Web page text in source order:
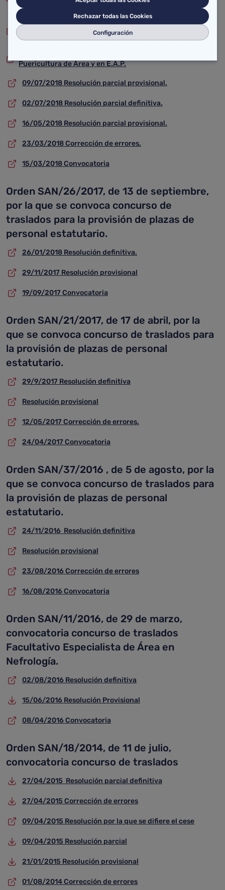
Matrona.
20/09/2018 Resolución parcial definitiva Médicos Familia
Puericultura de Área y en E.A.P.
09/07/2018 Resolución parcial provisional.
02/07/2018 Resolución parcial definitiva.
16/05/2018 Resolución parcial provisional.
23/03/2018 Corrección de errores.
15/03/2018 Convocatoria
Orden SAN/26/2017, de 13 de septiembre,
por la que se convoca concurso de
traslados para la provisión de plazas de
personal estatutario.
26/01/2018 Resolución definitiva.
29/11/2017 Resolución provisional
19/09/2017 Convocatoria
Orden SAN/21/2017, de 17 de abril, por la
que se convoca concurso de traslados para
la provisión de plazas de personal
estatutario.
29/9/2017 Resolución definitiva
Resolución provisional
12/05/2017 Corrección de errores.
24/04/2017 Convocatoria
Orden SAN/37/2016 , de 5 de agosto, por la
que se convoca concurso de traslados para
la provisión de plazas de personal
estatutario.
24/11/2016 Resolución definitiva
Resolución provisional
23/08/2016 Corrección de errores
16/08/2016 Convocatoria
Orden SAN/11/2016, de 29 de marzo,
convocatoria concurso de traslados
Facultativo Especialista de Área en
Nefrología.
02/08/2016 Resolución definitiva
15/06/2016 Resolución Provisional
08/04/2016 Convocatoria
Orden SAN/18/2014, de 11 de julio,
convocatoria concurso de traslados
27/04/2015 Resolución parcial definitiva
27/04/2015 Corrección de errores
09/04/2015 Resolución por la que se difiere el cese
09/04/2015 Resolución parcial
21/01/2015 Resolución provisional
01/08/2014 Corrección de errores
Rechazar todas las Cookies
Configuración